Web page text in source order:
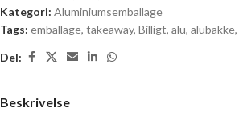
Kategori: Aluminiumsemballage
Tags: emballage, takeaway, Billigt, alu, alubakke,
Del:
Beskrivelse